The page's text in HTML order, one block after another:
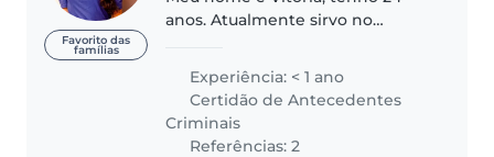
Favorito das
famílias
anos. Atualmente sirvo no
Batista Atitude Niterói, na qual
sou membro. Atuo no louvor,
cantando para as crianças
durante..
Experiência: < 1 ano
Certidão de Antecedentes
Criminais
Referências: 2